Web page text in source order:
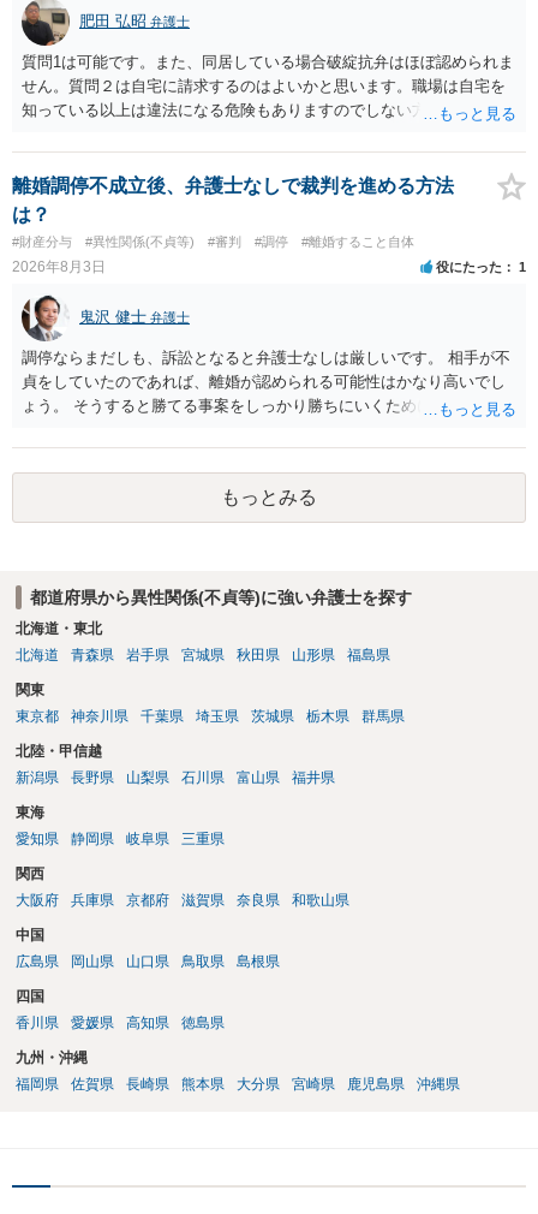
値と夫との関係との均衡のように思います。 ③行政書士に委任をして
いるのであれば，どのような内容の委任なのか不明ですが，その行政
書士との協議になると思います。請求するか，訴訟にするか，その点
の見極めや，相手方は性交類似行為は認めているのか，それさえも否
定しているのかによって，考え方・進め方は変わってくると思いま
あれば，本人（行政書士でも同じだと思います。）への対応ではあま
り変わらないように思います。減額で折り合えるなら本人様の交渉で
もよいように思いますが，ゼロかどうかの観点であれば，訴訟に進む
しかなくなるようにも思います。そうしますと，お近くの弁護士に相
談して進めることを検討した方がよいようにも思います。
肥田 弘昭 弁護士
質問1は可能です。また、同居している場合破綻抗弁はほぼ認められま
せん。質問２は自宅に請求するのはよいかと思います。職場は自宅を
知っている以上は違法になる危険もありますのでしない方が良いで
かと思います。有責配偶者ですので相手方からの離婚は拒否しても仮
に訴訟されても法的に成立しません。質問５は認知すると養育費支払
い、相続権が発生します。合意があれば法的に可能ですが法律で強制
することはできません。質問６は可能です。質問７は不貞行為の写真
データ（ハメ撮り）、第三者撮影の腕組み写真、夫の自白録音まであ
るのであれば十分かと思います。ご参考にしてください。
離婚調停不成立後、弁護士なしで裁判を進める方法
は？
#財産分与 #異性関係(不貞等) #審判 #調停 #離婚すること自体
2026年8月3日 役にたった 1
鬼沢 健士 弁護士
調停ならまだしも、訴訟となると弁護士なしは厳しいです。 相手が不
貞をしていたのであれば、離婚が認められる可能性はかなり高いでし
ょう。 そうすると勝てる事案をしっかり勝ちにいくためにも弁護士委
もっとみる
都道府県から異性関係(不貞等)に強い弁護士を探す
北海道・東北
北海道
青森県 岩手県 宮城県 秋田県 山形県 福島県
関東
東京都
神奈川県 千葉県 埼玉県 茨城県 栃木県 群馬県
北陸・甲信越
新潟県
長野県 山梨県 石川県 富山県 福井県
東海
愛知県
静岡県 岐阜県 三重県
関西
大阪府
兵庫県 京都府 滋賀県 奈良県 和歌山県
中国
広島県
岡山県 山口県 鳥取県 島根県
四国
香川県
愛媛県 高知県 徳島県
九州・沖縄
福岡県
佐賀県 長崎県 熊本県 大分県 宮崎県 鹿児島県 沖縄県